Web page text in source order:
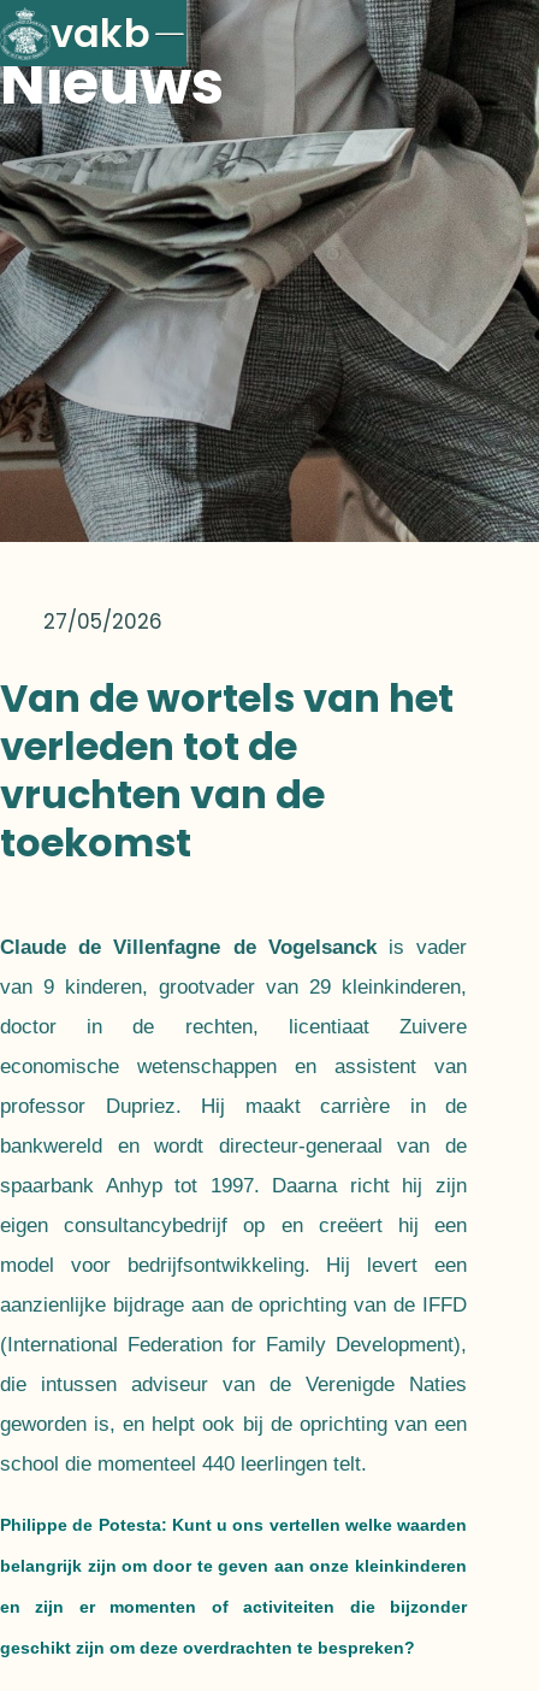
vakb
Nieuws
27/05/2026
Van de wortels van het
verleden tot de
vruchten van de
toekomst
Claude de Villenfagne de Vogelsanckis vader
van 9 kinderen, grootvader van 29 kleinkinderen,
doctor in de rechten, licentiaat Zuivere
economische wetenschappen en assistent van
professor Dupriez. Hij maakt carrière in de
bankwereld en wordt directeur-generaal van de
spaarbank Anhyp tot 1997. Daarna richt hij zijn
eigen consultancybedrijf op en creëert hij een
model voor bedrijfsontwikkeling. Hij levert een
aanzienlijke bijdrage aan de oprichting van de IFFD
(International Federation for Family Development),
die intussen adviseur van de Verenigde Naties
geworden is, en helpt ook bij de oprichting van een
school die momenteel 440 leerlingen telt.
Philippe de Potesta: Kunt u ons vertellen welke waarden
belangrijk zijn om door te geven aan onze kleinkinderen
en zijn er momenten of activiteiten die bijzonder
geschikt zijn om deze overdrachten te bespreken?